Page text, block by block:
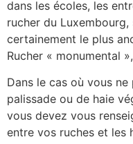
dans les écoles, les
rucher du
certainement le plus
Rucher « monumental
Dans le cas où vous
palissade ou de haie
vous devez vous
entre vos ruches et les